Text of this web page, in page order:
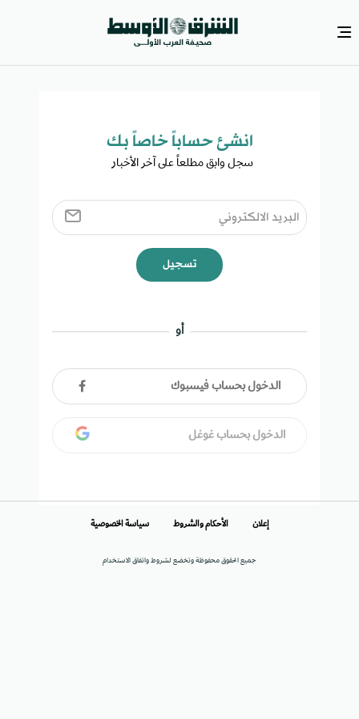
انشئ حساباً خاصاً بك​
سجل وابق مطلعاً على آخر الأخبار ​
تسجيل
أو
الدخول بحساب فيسبوك
الدخول بحساب غوغل
جميع الحقوق محفوظة وتخضع لشروط واتفاق الاستخدام
إعلان الأحكام والشروط سياسة الخصوصية